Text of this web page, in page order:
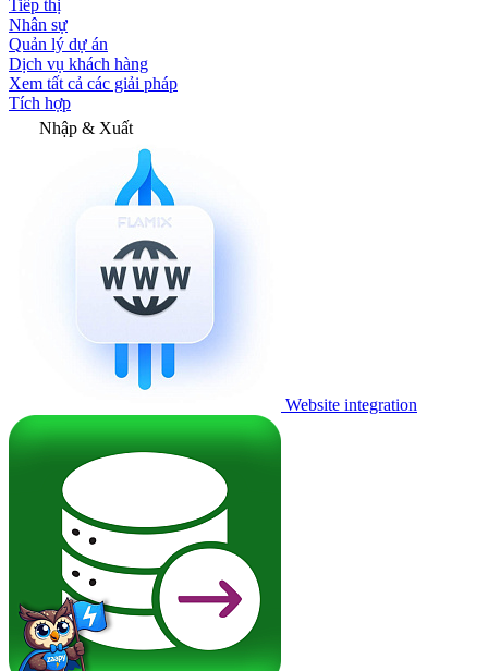
Tiếp thị
Nhân sự
Quản lý dự án
Dịch vụ khách hàng
Xem tất cả các giải pháp
Tích hợp
Nhập & Xuất
Website integration